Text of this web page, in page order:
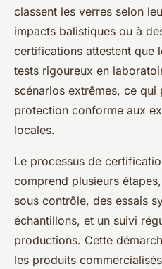
classent les verres selon
impacts balistiques ou à
certifications attestent que
tests rigoureux en
scénarios extrêmes, ce qui
protection conforme aux
locales.
Le processus de
comprend plusieurs
sous contrôle, des essais
échantillons, et un suivi
productions. Cette
les produits